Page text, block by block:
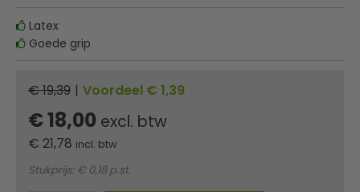
Latex
Goede grip
€ 19,39 | Voordeel € 1,39
€ 18,00 excl. btw
€ 21,78 incl. btw
Stukprijs: € 0,18 p.st.